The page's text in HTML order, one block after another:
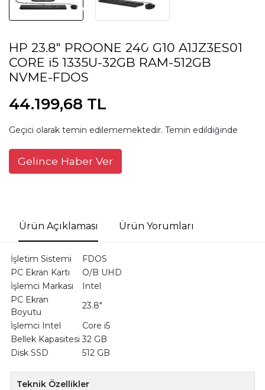
HP 23.8" PROONE 240 G10 A1JZ3ES01
CORE i5 1335U-32GB RAM-512GB
NVME-FDOS
44.199,68 TL
Geçici olarak temin edilememektedir. Temin edildiğinde
Gelince Haber Ver
Ürün Açıklaması Ürün Yorumları
İşletim Sistemi
FDOS
PC Ekran Kartı
O/B UHD
İşlemci Markası
Intel
PC Ekran
Boyutu
23.8"
İşlemci Intel
Core i5
Bellek Kapasitesi 32 GB
Disk SSD
512 GB
Teknik Özellikler